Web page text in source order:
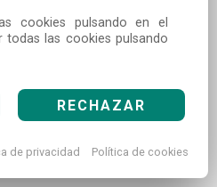
cookies pulsando en el
todas las cookies pulsando
RECHAZAR
de privacidad Política de cookies